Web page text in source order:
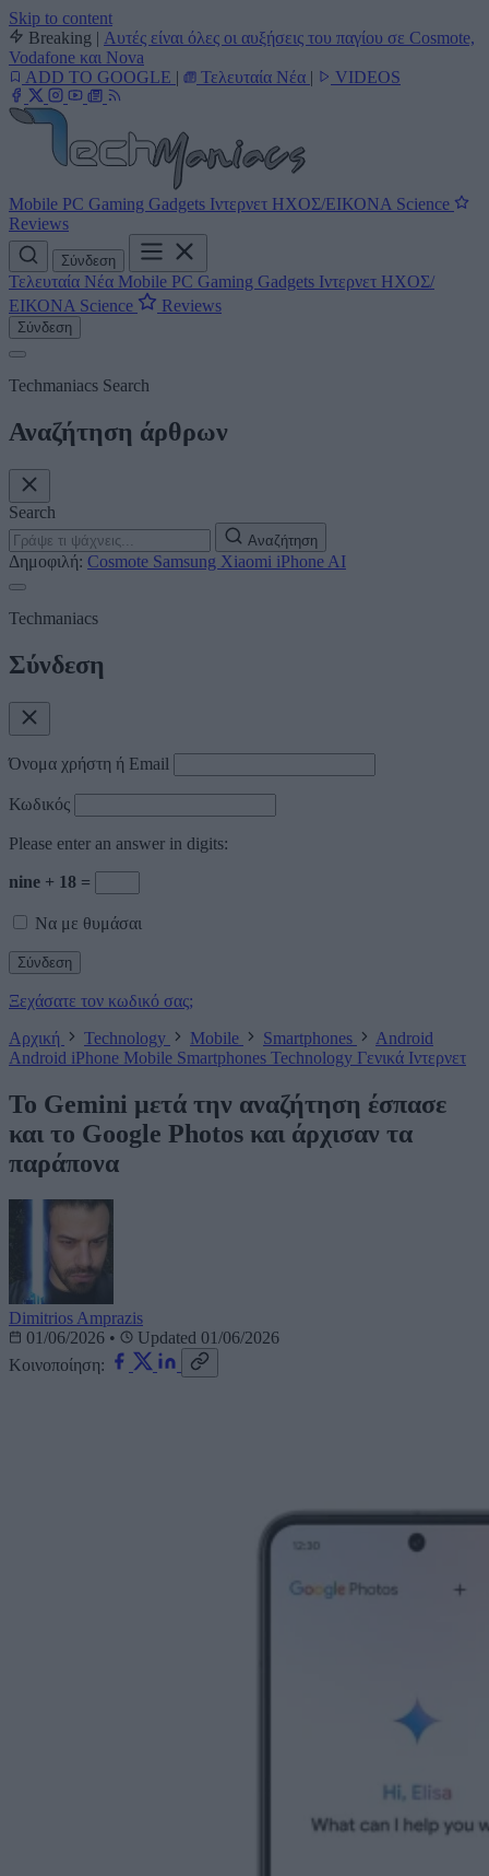
Skip to content
Breaking | Αυτές είναι όλες οι αυξήσεις του παγίου σε Cosmote,
Vodafone και Nova
ADD TO GOOGLE | Τελευταία Νέα | VIDEOS
Mobile PC Gaming Gadgets Ιντερνετ ΗΧΟΣ/ΕΙΚΟΝΑ Science
Reviews
Σύνδεση
Τελευταία Νέα Mobile PC Gaming Gadgets Ιντερνετ ΗΧΟΣ/
ΕΙΚΟΝΑ Science Reviews
Σύνδεση
Techmaniacs Search
Αναζήτηση άρθρων
Search
Αναζήτηση
Δημοφιλή: Cosmote Samsung Xiaomi iPhone AI
Techmaniacs
Σύνδεση
Όνομα χρήστη ή Email
Κωδικός
Please enter an answer in digits:
nine + 18 =
Να με θυμάσαι
Ξεχάσατε τον κωδικό σας;
Αρχική
Technology Mobile Smartphones
Android
Android iPhone Mobile Smartphones Technology Γενικά Ιντερνετ
Το Gemini μετά την αναζήτηση έσπασε
και το Google Photos και άρχισαν τα
παράπονα
Dimitrios Amprazis
01/06/2026 •
Updated 01/06/2026
Κοινοποίηση: